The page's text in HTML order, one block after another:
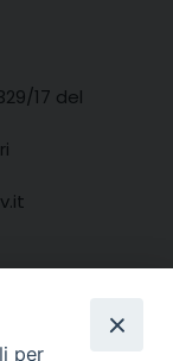
17 del
per